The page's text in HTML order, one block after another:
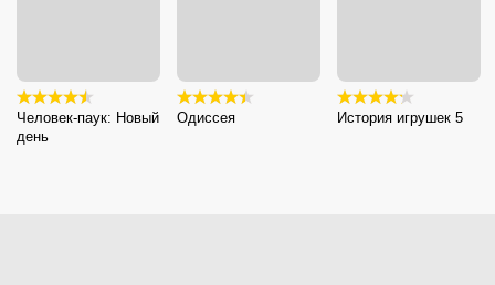
Человек-паук: Новый
день
Одиссея История игрушек 5